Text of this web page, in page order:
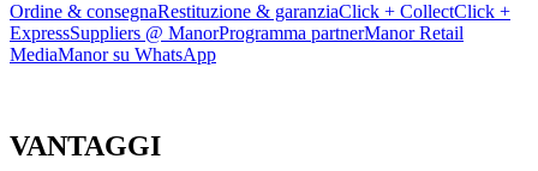
Ordine & consegnaRestituzione & garanziaClick + CollectClick +
ExpressSuppliers @ ManorProgramma partnerManor Retail
MediaManor su WhatsApp
VANTAGGI